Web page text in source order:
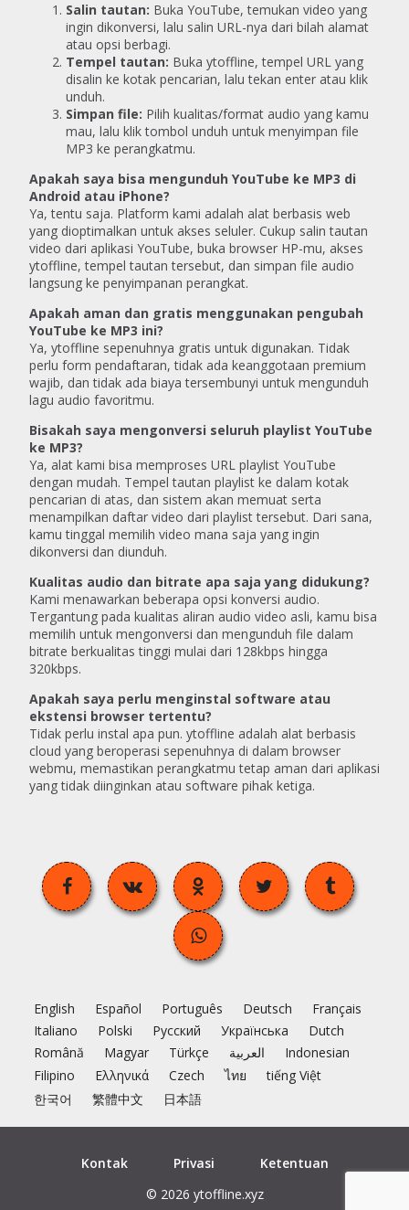
Salin tautan: Buka YouTube, temukan video yang
ingin dikonversi, lalu salin URL-nya dari bilah alamat
atau opsi berbagi.
Tempel tautan: Buka ytoffline, tempel URL yang
disalin ke kotak pencarian, lalu tekan enter atau klik
unduh.
Simpan file: Pilih kualitas/format audio yang kamu
mau, lalu klik tombol unduh untuk menyimpan file
MP3 ke perangkatmu.
Apakah saya bisa mengunduh YouTube ke MP3 di
Android atau iPhone?
Ya, tentu saja. Platform kami adalah alat berbasis web
yang dioptimalkan untuk akses seluler. Cukup salin tautan
video dari aplikasi YouTube, buka browser HP-mu, akses
ytoffline, tempel tautan tersebut, dan simpan file audio
langsung ke penyimpanan perangkat.
Apakah aman dan gratis menggunakan pengubah
YouTube ke MP3 ini?
Ya, ytoffline sepenuhnya gratis untuk digunakan. Tidak
perlu form pendaftaran, tidak ada keanggotaan premium
wajib, dan tidak ada biaya tersembunyi untuk mengunduh
lagu audio favoritmu.
Bisakah saya mengonversi seluruh playlist YouTube
ke MP3?
Ya, alat kami bisa memproses URL playlist YouTube
dengan mudah. Tempel tautan playlist ke dalam kotak
pencarian di atas, dan sistem akan memuat serta
menampilkan daftar video dari playlist tersebut. Dari sana,
kamu tinggal memilih video mana saja yang ingin
dikonversi dan diunduh.
Kualitas audio dan bitrate apa saja yang didukung?
Kami menawarkan beberapa opsi konversi audio.
Tergantung pada kualitas aliran audio video asli, kamu bisa
memilih untuk mengonversi dan mengunduh file dalam
bitrate berkualitas tinggi mulai dari 128kbps hingga
320kbps.
Apakah saya perlu menginstal software atau
ekstensi browser tertentu?
Tidak perlu instal apa pun. ytoffline adalah alat berbasis
cloud yang beroperasi sepenuhnya di dalam browser
webmu, memastikan perangkatmu tetap aman dari aplikasi
yang tidak diinginkan atau software pihak ketiga.
English Español Português Deutsch
Français
Italiano
Polski Русский Українська
Dutch
Română
Magyar Türkçe العربية
Indonesian
Filipino
Ελληνικά Czech ไทย
tiếng Việt
한국어
繁體中文 日本語
Kontak Privasi
Ketentuan
© 2026 ytoffline.xyz